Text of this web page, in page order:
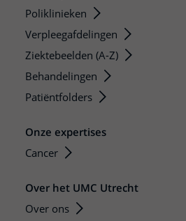
Poliklinieken
Verpleegafdelingen
Ziektebeelden (A-Z)
Behandelingen
Patiëntfolders
Onze expertises
Cancer
Over het UMC Utrecht
Over ons